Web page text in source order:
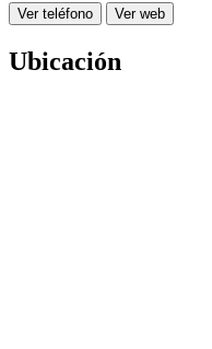
Ver teléfono Ver web
Ubicación